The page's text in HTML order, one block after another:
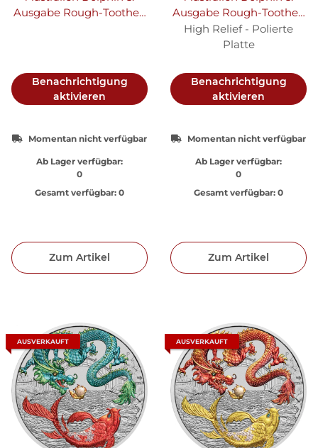
Ausgabe Rough-Toothed
Benachrichtigung
aktivieren
Momentan nicht verfügbar
Ab Lager verfügbar:
0
Gesamt verfügbar: 0
Zum Artikel
Ausgabe Rough-Toothed
Dolphin 2023 1 oz Silber |
High Relief - Polierte
High Relief - Polierte
Platte
Benachrichtigung
aktivieren
Momentan nicht verfügbar
Ab Lager verfügbar:
0
Gesamt verfügbar: 0
Zum Artikel
AUSVERKAUFT AUSVERKAUFT